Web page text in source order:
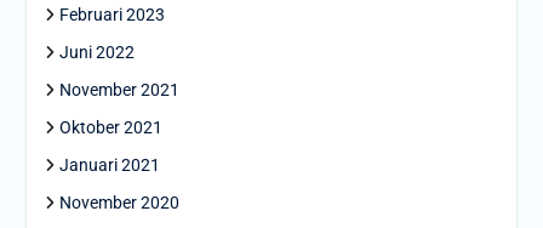
Februari 2023
Juni 2022
November 2021
Oktober 2021
Januari 2021
November 2020